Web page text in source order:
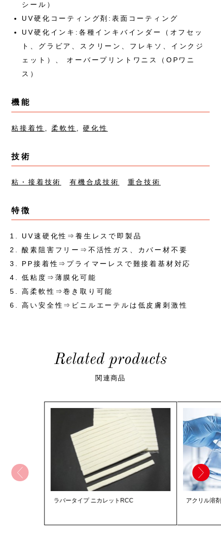
シール）
UV硬化コーティング剤:表面コーティング
UV硬化インキ:各種インキバインダー（オフセッ
ト、グラビア、スクリーン、フレキソ、インクジ
ェット）、 オーバープリントワニス（OPワニ
ス）
機能
粘接着性 ,柔軟性 ,硬化性
技術
粘・接着技術 有機合成技術 重合技術
特徴
UV速硬化性⇒養生レスで即製品
酸素阻害フリー⇒不活性ガス、カバー材不要
PP接着性⇒プライマーレスで難接着基材対応
低粘度⇒薄膜化可能
高柔軟性⇒巻き取り可能
高い安全性⇒ビニルエーテルは低皮膚刺激性
Related products
関連商品
ラバータイプ ニカレットRCC アクリル溶